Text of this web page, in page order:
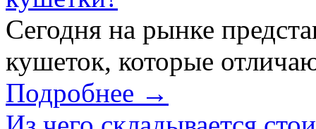
Сегодня на рынке
кушеток, которые
Подробнее →